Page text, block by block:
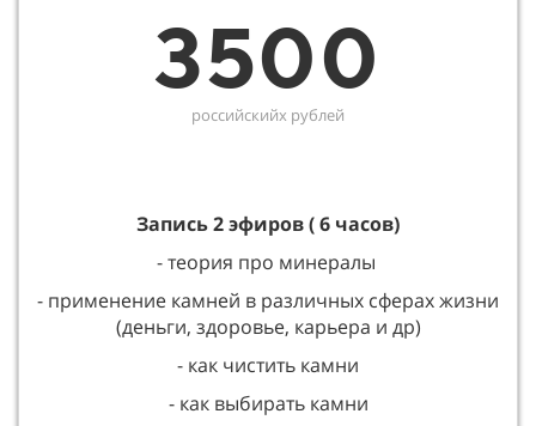
3500
российскийх рублей
Запись 2 эфиров ( 6 часов)
- теория про минералы
- применение камней в различных сферах жизни
(деньги, здоровье, карьера и др)
- как чистить камни
- как выбирать камни